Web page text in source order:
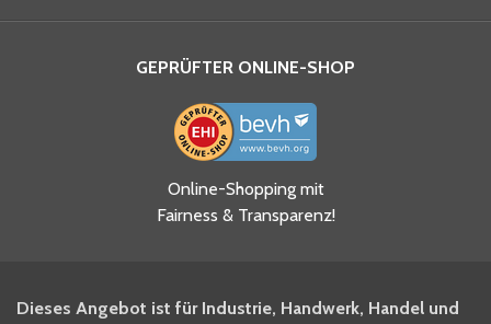
Ja, ich habe die
Datenschutzhinweise gelesen
und akzeptiere diese.
GEPRÜFTER ONLINE-SHOP
Online-Shopping mit
Fairness & Transparenz!
Dieses Angebot ist für Industrie, Handwerk, Handel und